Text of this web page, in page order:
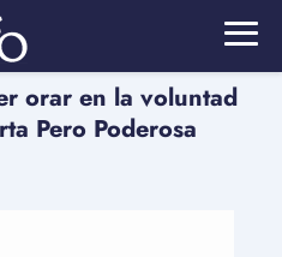
orar en la voluntad
Pero Poderosa